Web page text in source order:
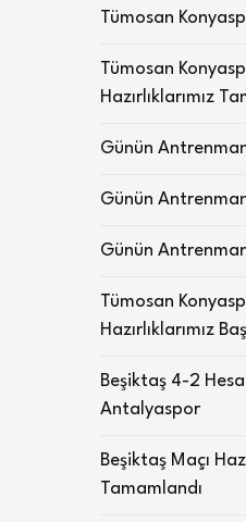
Tümosan
Tümosan
Hazırlıklarımız
Günün
Günün
Günün
Tümosan
Hazırlıklarımız
Beşiktaş 4-2
Antalyaspor
Beşiktaş Maçı
Tamamlandı